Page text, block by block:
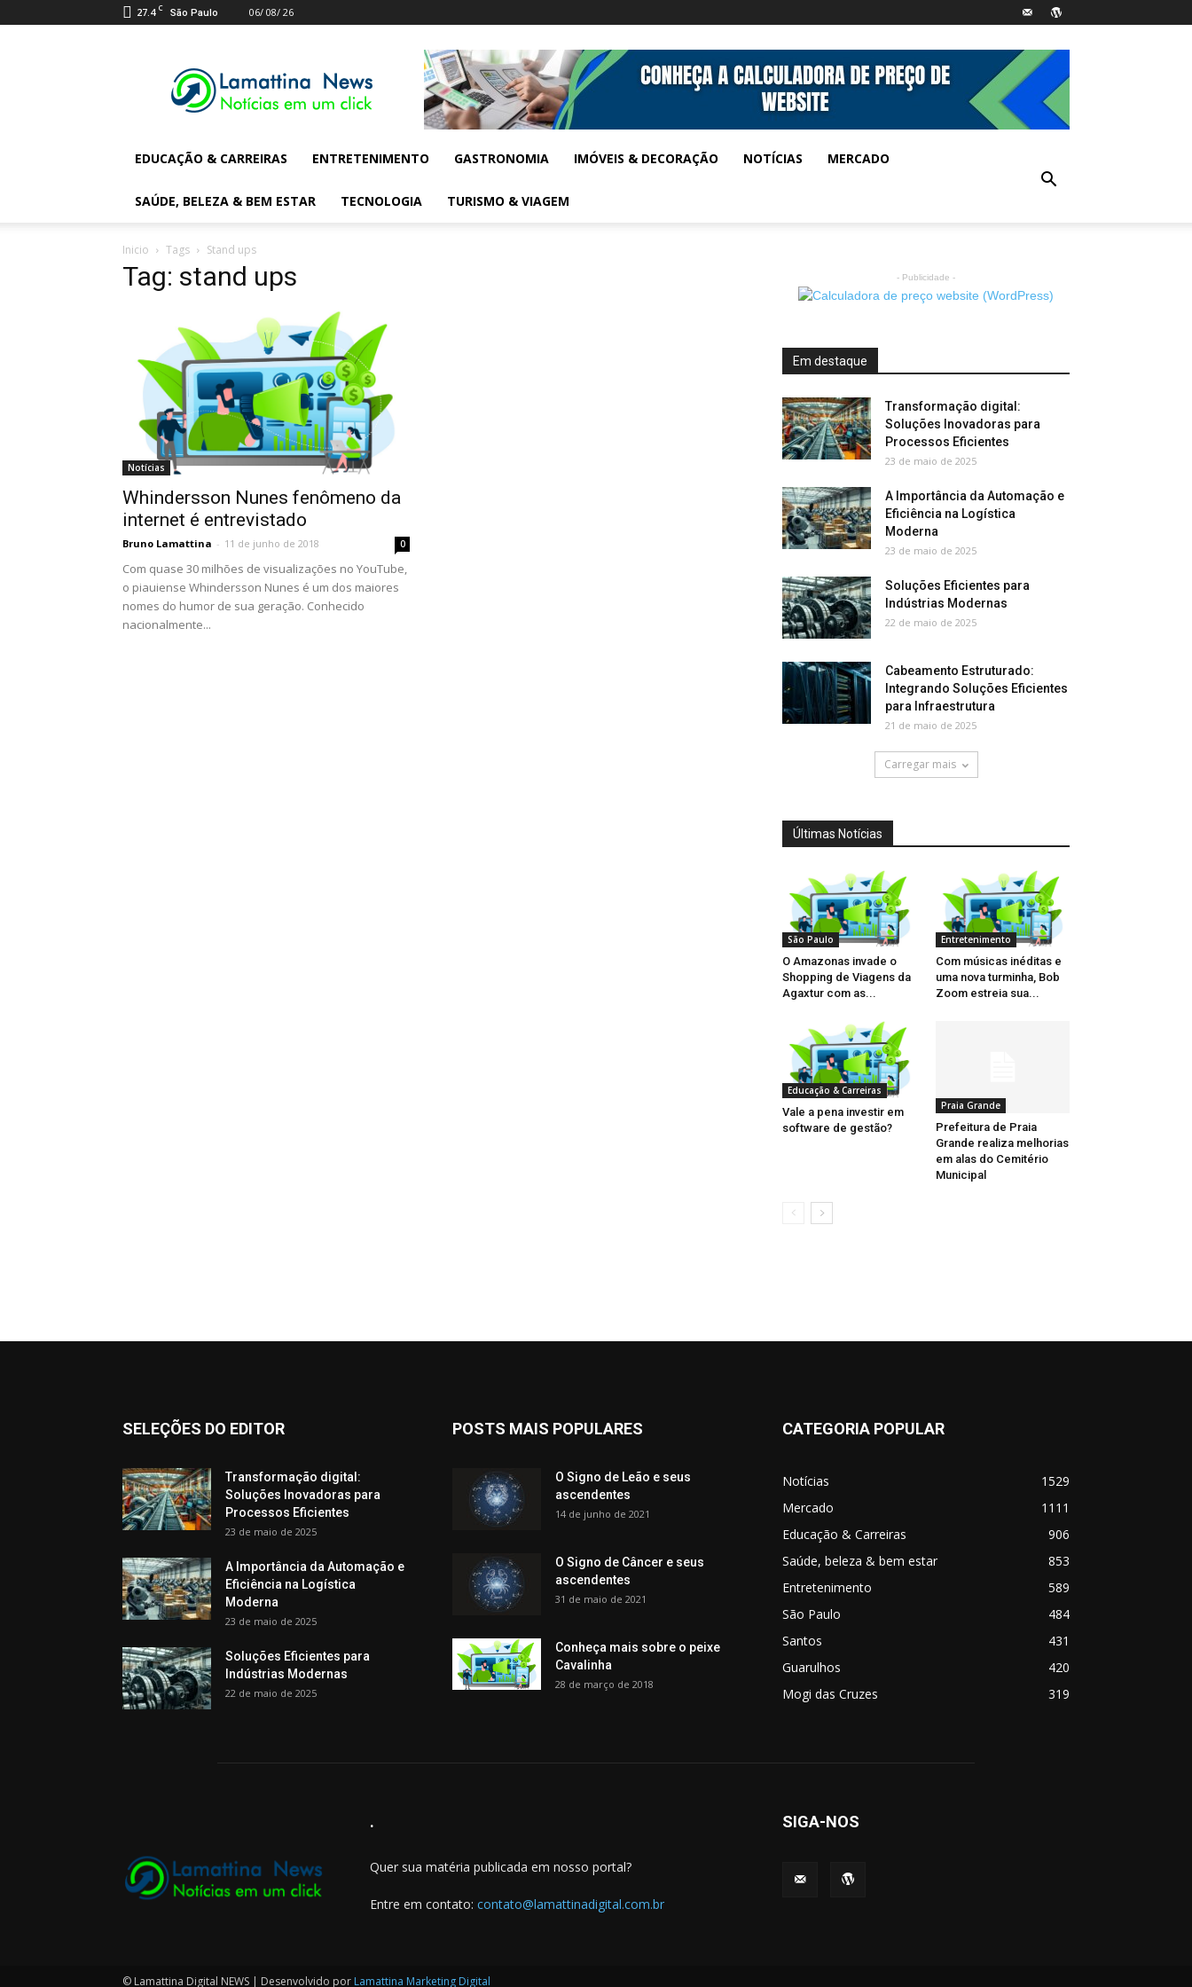
27.4 C São Paulo 06/ 08/ 26
Digital
News
EDUCAÇÃO & CARREIRAS ENTRETENIMENTO GASTRONOMIA IMÓVEIS & DECORAÇÃO NOTÍCIAS MERCADO
SAÚDE, BELEZA & BEM ESTAR TECNOLOGIA TURISMO & VIAGEM
Inicio Tags Stand ups
Tag: stand ups
Notícias
Whindersson Nunes fenômeno da
internet é entrevistado
Bruno Lamattina - 11 de junho de 2018 0
Com quase 30 milhões de visualizações no YouTube,
o piauiense Whindersson Nunes é um dos maiores
nomes do humor de sua geração. Conhecido
nacionalmente...
- Publicidade -
Em destaque
Transformação digital:
Soluções Inovadoras para
Processos Eficientes
23 de maio de 2025
A Importância da Automação e
Eficiência na Logística
Moderna
23 de maio de 2025
Soluções Eficientes para
Indústrias Modernas
22 de maio de 2025
Cabeamento Estruturado:
Integrando Soluções Eficientes
para Infraestrutura
21 de maio de 2025
Carregar mais
Últimas Notícias
São Paulo
O Amazonas invade o
Shopping de Viagens da
Agaxtur com as...
Entretenimento
Com músicas inéditas e
uma nova turminha, Bob
Zoom estreia sua...
Educação & Carreiras
Vale a pena investir em
software de gestão?
Praia Grande
Prefeitura de Praia
Grande realiza melhorias
em alas do Cemitério
Municipal
SELEÇÕES DO EDITOR
Transformação digital:
Soluções Inovadoras para
Processos Eficientes
23 de maio de 2025
A Importância da Automação e
Eficiência na Logística
Moderna
23 de maio de 2025
Soluções Eficientes para
Indústrias Modernas
22 de maio de 2025
POSTS MAIS POPULARES
O Signo de Leão e seus
ascendentes
14 de junho de 2021
O Signo de Câncer e seus
ascendentes
31 de maio de 2021
Conheça mais sobre o peixe
Cavalinha
28 de março de 2018
CATEGORIA POPULAR
Notícias
1529
Mercado
1111
Educação & Carreiras
906
Saúde, beleza & bem estar
853
Entretenimento
589
São Paulo
484
Santos
431
Guarulhos
420
Mogi das Cruzes
319
.
Quer sua matéria publicada em nosso portal?
Entre em contato: contato@lamattinadigital.com.br
SIGA-NOS
© Lamattina Digital NEWS | Desenvolvido por Lamattina Marketing Digital